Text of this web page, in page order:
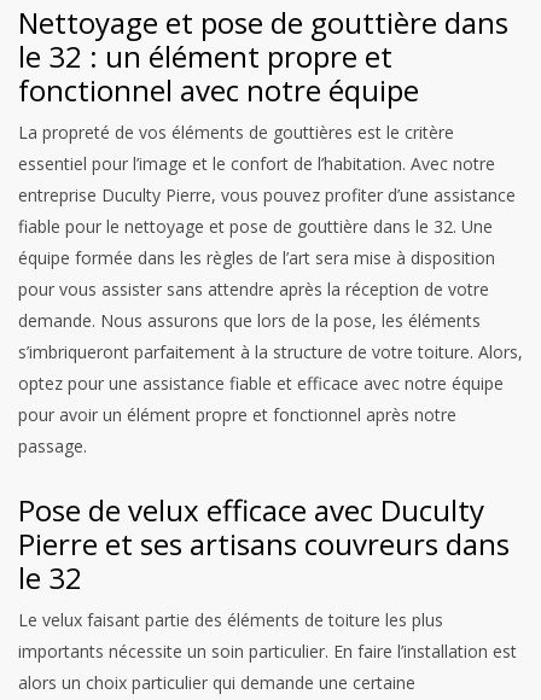
Nettoyage et pose de gouttière dans
le 32 : un élément propre et
fonctionnel avec notre équipe
La propreté de vos éléments de gouttières est le critère
essentiel pour l’image et le confort de l’habitation. Avec notre
entreprise Duculty Pierre, vous pouvez profiter d’une assistance
fiable pour le nettoyage et pose de gouttière dans le 32. Une
équipe formée dans les règles de l’art sera mise à disposition
pour vous assister sans attendre après la réception de votre
demande. Nous assurons que lors de la pose, les éléments
s’imbriqueront parfaitement à la structure de votre toiture. Alors,
optez pour une assistance fiable et efficace avec notre équipe
pour avoir un élément propre et fonctionnel après notre
passage.
Pose de velux efficace avec Duculty
Pierre et ses artisans couvreurs dans
le 32
Le velux faisant partie des éléments de toiture les plus
importants nécessite un soin particulier. En faire l’installation est
alors un choix particulier qui demande une certaine